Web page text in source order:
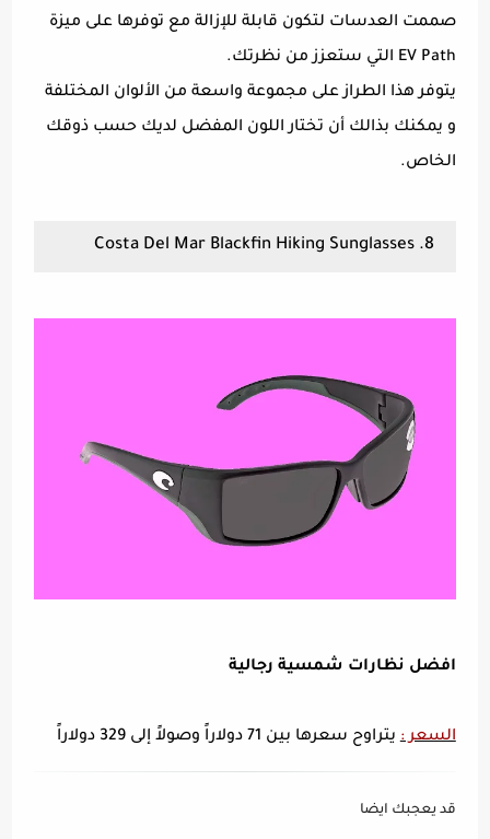
صممت العدسات لتكون قابلة للإزالة مع توفرها على ميزة
EV Path التي ستعزز من نظرتك.
يتوفر هذا الطراز على مجموعة واسعة من الألوان المختلفة
و يمكنك بذالك أن تختار اللون المفضل لديك حسب ذوقك
الخاص.
8. Costa Del Mar Blackfin Hiking Sunglasses
افضل نظارات شمسية رجالية
السعر :يتراوح سعرها بين 71 دولاراً وصولاً إلى 329 دولاراً
قد يعجبك ايضا